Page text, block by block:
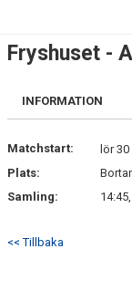
DOKUMENT
KONTAKT
Fryshuset -
INFORMATION
Matchstart:
lör
Plats:
Samling:
<< Tillbaka